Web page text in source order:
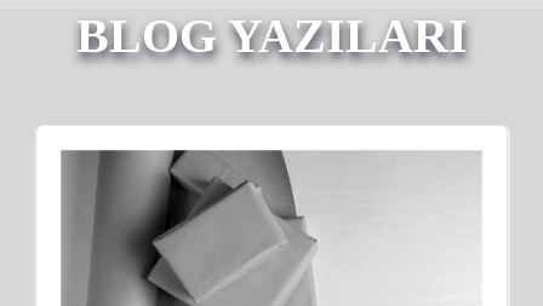
BLOG YAZILARI